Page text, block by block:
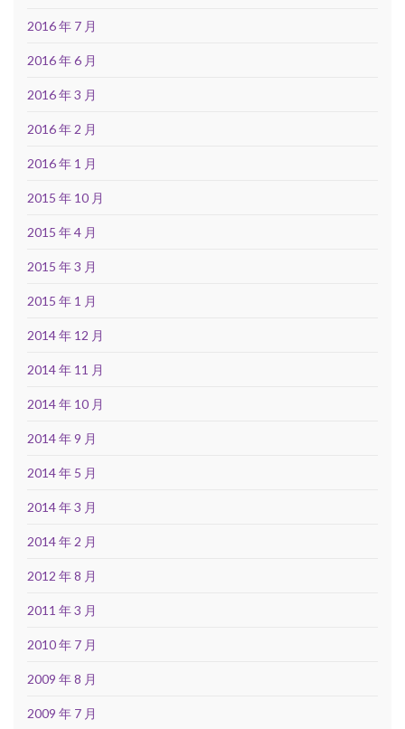
2016 年 7 月
2016 年 6 月
2016 年 3 月
2016 年 2 月
2016 年 1 月
2015 年 10 月
2015 年 4 月
2015 年 3 月
2015 年 1 月
2014 年 12 月
2014 年 11 月
2014 年 10 月
2014 年 9 月
2014 年 5 月
2014 年 3 月
2014 年 2 月
2012 年 8 月
2011 年 3 月
2010 年 7 月
2009 年 8 月
2009 年 7 月